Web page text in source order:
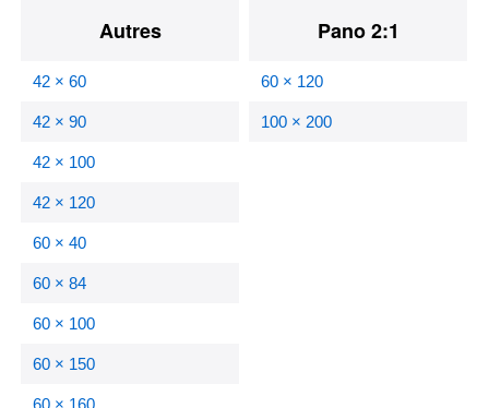
Autres
42 × 60
42 × 90
42 × 100
42 × 120
60 × 40
60 × 84
60 × 100
60 × 150
60 × 160
Pano 2:1
60 × 120
100 × 200